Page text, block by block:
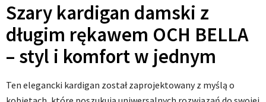
Szary kardigan damski z
długim rękawem OCH BELLA
– styl i komfort w jednym
Ten elegancki kardigan został zaprojektowany z myślą o